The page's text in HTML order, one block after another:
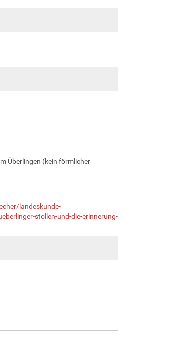
Überlingen (kein förmlicher
landeskunde-
stollen-und-die-erinnerung-